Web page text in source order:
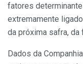
fatores
extremamente
da próxima safra, da
Dados da